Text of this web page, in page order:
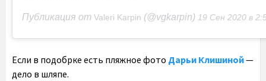
Публикация от Valeri Karpin (@vgkarpin) 19 Сен 2020 в 2:54
Если в подобрке есть пляжное фото Дарьи Клишиной—
дело в шляпе.